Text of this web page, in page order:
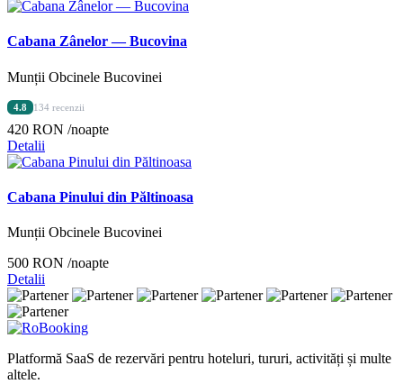
Cabana Zânelor — Bucovina
Munții Obcinele Bucovinei
4.8 134 recenzii
420 RON /noapte
Detalii
Cabana Pinului din Păltinoasa
Munții Obcinele Bucovinei
500 RON /noapte
Detalii
Platformă SaaS de rezervări pentru hoteluri, tururi, activități și multe
altele.